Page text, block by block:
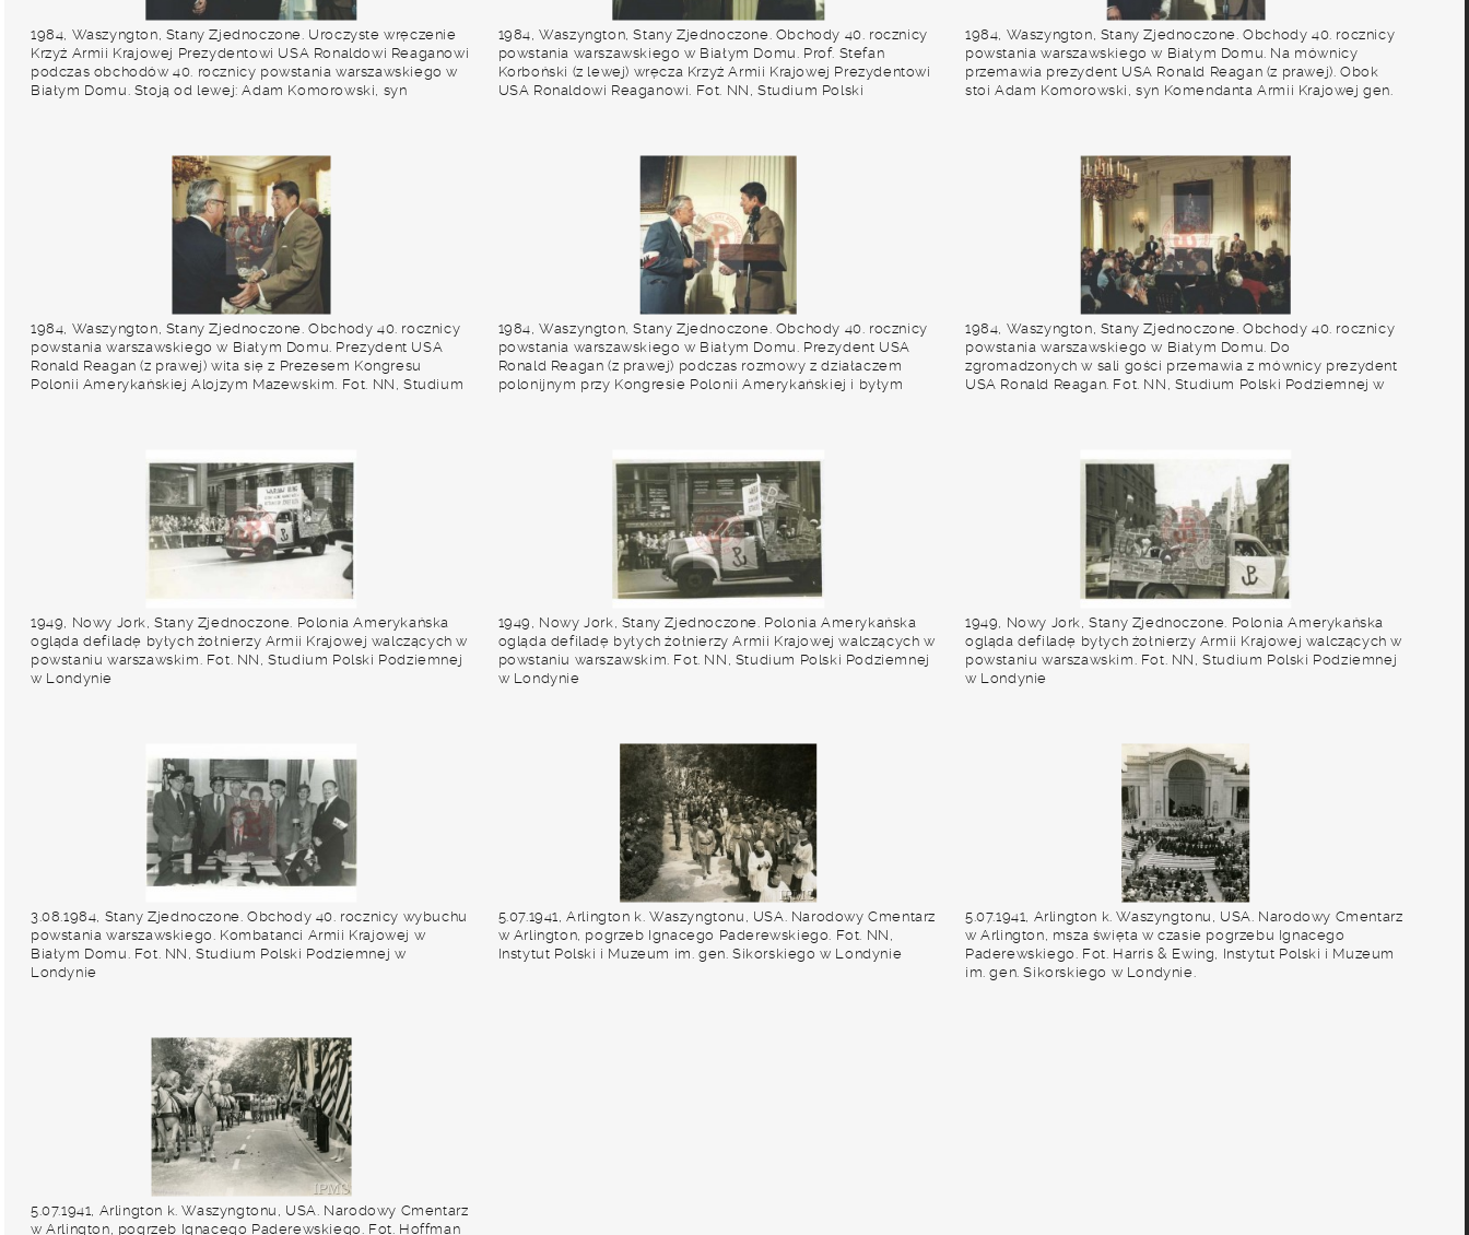
1984, Waszyngton, Stany Zjednoczone. Uroczyste wręczenie
Krzyż Armii Krajowej Prezydentowi USA Ronaldowi Reaganowi
podczas obchodów 40. rocznicy powstania warszawskiego w
Białym Domu. Stoją od lewej: Adam Komorowski, syn
Studium Polski Podziemnej w Londynie
1984, Waszyngton, Stany Zjednoczone. Obchody 40. rocznicy
powstania warszawskiego w Białym Domu. Prof. Stefan
Korboński (z lewej) wręcza Krzyż Armii Krajowej Prezydentowi
USA Ronaldowi Reaganowi. Fot. NN, Studium Polski
1984, Waszyngton, Stany Zjednoczone. Obchody 40. rocznicy
powstania warszawskiego w Białym Domu. Na mównicy
przemawia prezydent USA Ronald Reagan (z prawej). Obok
stoi Adam Komorowski, syn Komendanta Armii Krajowej gen.
1984, Waszyngton, Stany Zjednoczone. Obchody 40. rocznicy
powstania warszawskiego w Białym Domu. Prezydent USA
Ronald Reagan (z prawej) wita się z Prezesem Kongresu
Polonii Amerykańskiej Alojzym Mazewskim. Fot. NN, Studium
1984, Waszyngton, Stany Zjednoczone. Obchody 40. rocznicy
powstania warszawskiego w Białym Domu. Prezydent USA
Ronald Reagan (z prawej) podczas rozmowy z działaczem
polonijnym przy Kongresie Polonii Amerykańskiej i byłym
1984, Waszyngton, Stany Zjednoczone. Obchody 40. rocznicy
powstania warszawskiego w Białym Domu. Do
zgromadzonych w sali gości przemawia z mównicy prezydent
USA Ronald Reagan. Fot. NN, Studium Polski Podziemnej w
1949, Nowy Jork, Stany Zjednoczone. Polonia Amerykańska
ogląda defiladę byłych żołnierzy Armii Krajowej walczących w
powstaniu warszawskim. Fot. NN, Studium Polski Podziemnej
w Londynie
1949, Nowy Jork, Stany Zjednoczone. Polonia Amerykańska
ogląda defiladę byłych żołnierzy Armii Krajowej walczących w
powstaniu warszawskim. Fot. NN, Studium Polski Podziemnej
w Londynie
1949, Nowy Jork, Stany Zjednoczone. Polonia Amerykańska
ogląda defiladę byłych żołnierzy Armii Krajowej walczących w
powstaniu warszawskim. Fot. NN, Studium Polski Podziemnej
w Londynie
3.08.1984, Stany Zjednoczone. Obchody 40. rocznicy wybuchu
powstania warszawskiego. Kombatanci Armii Krajowej w
Białym Domu. Fot. NN, Studium Polski Podziemnej w
Londynie
5.07.1941, Arlington k. Waszyngtonu, USA. Narodowy Cmentarz
w Arlington, pogrzeb Ignacego Paderewskiego. Fot. NN,
Instytut Polski i Muzeum im. gen. Sikorskiego w Londynie
5.07.1941, Arlington k. Waszyngtonu, USA. Narodowy Cmentarz
w Arlington, msza święta w czasie pogrzebu Ignacego
Paderewskiego. Fot. Harris & Ewing, Instytut Polski i Muzeum
im. gen. Sikorskiego w Londynie.
5.07.1941, Arlington k. Waszyngtonu, USA. Narodowy Cmentarz
w Arlington, pogrzeb Ignacego Paderewskiego. Fot. Hoffman